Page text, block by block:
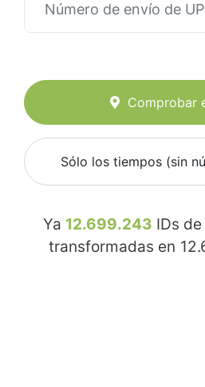
Comprobar
Sólo los tiempos (sin
Ya 12.699.243 IDs
transformadas en